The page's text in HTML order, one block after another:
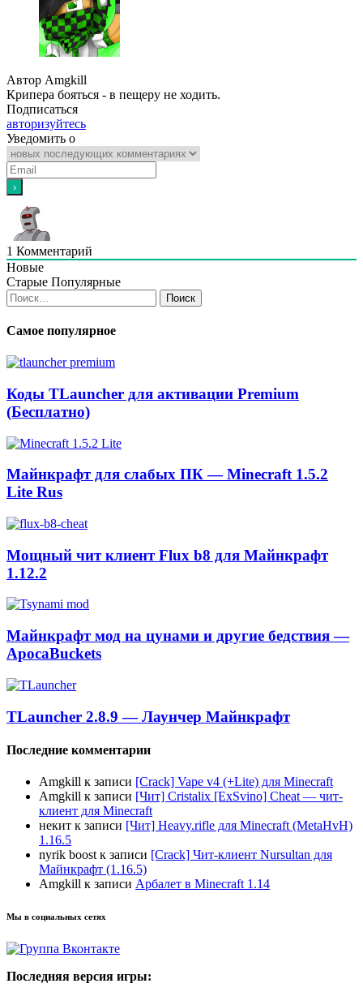
Автор Amgkill
Крипера бояться - в пещеру не ходить.
Подписаться
авторизуйтесь
Уведомить о
1 Комментарий
Новые
Старые Популярные
Найти:
Самое популярное
Коды TLauncher для активации Premium
(Бесплатно)
Майнкрафт для слабых ПК — Minecraft 1.5.2
Lite Rus
Мощный чит клиент Flux b8 для Майнкрафт
1.12.2
Майнкрафт мод на цунами и другие бедствия —
ApocaBuckets
TLauncher 2.8.9 — Лаунчер Майнкрафт
Последние комментарии
Amgkill к записи [Crack] Vape v4 (+Lite) для Minecraft
Amgkill к записи [Чит] Cristalix [ExSvino] Cheat — чит-
клиент для Minecraft
некит к записи [Чит] Heavy.rifle для Minecraft (MetaHvH)
1.16.5
nyrik boost к записи [Crack] Чит-клиент Nursultan для
Майнкрафт (1.16.5)
Amgkill к записи Арбалет в Minecraft 1.14
Мы в социальных сетях
Последняя версия игры: